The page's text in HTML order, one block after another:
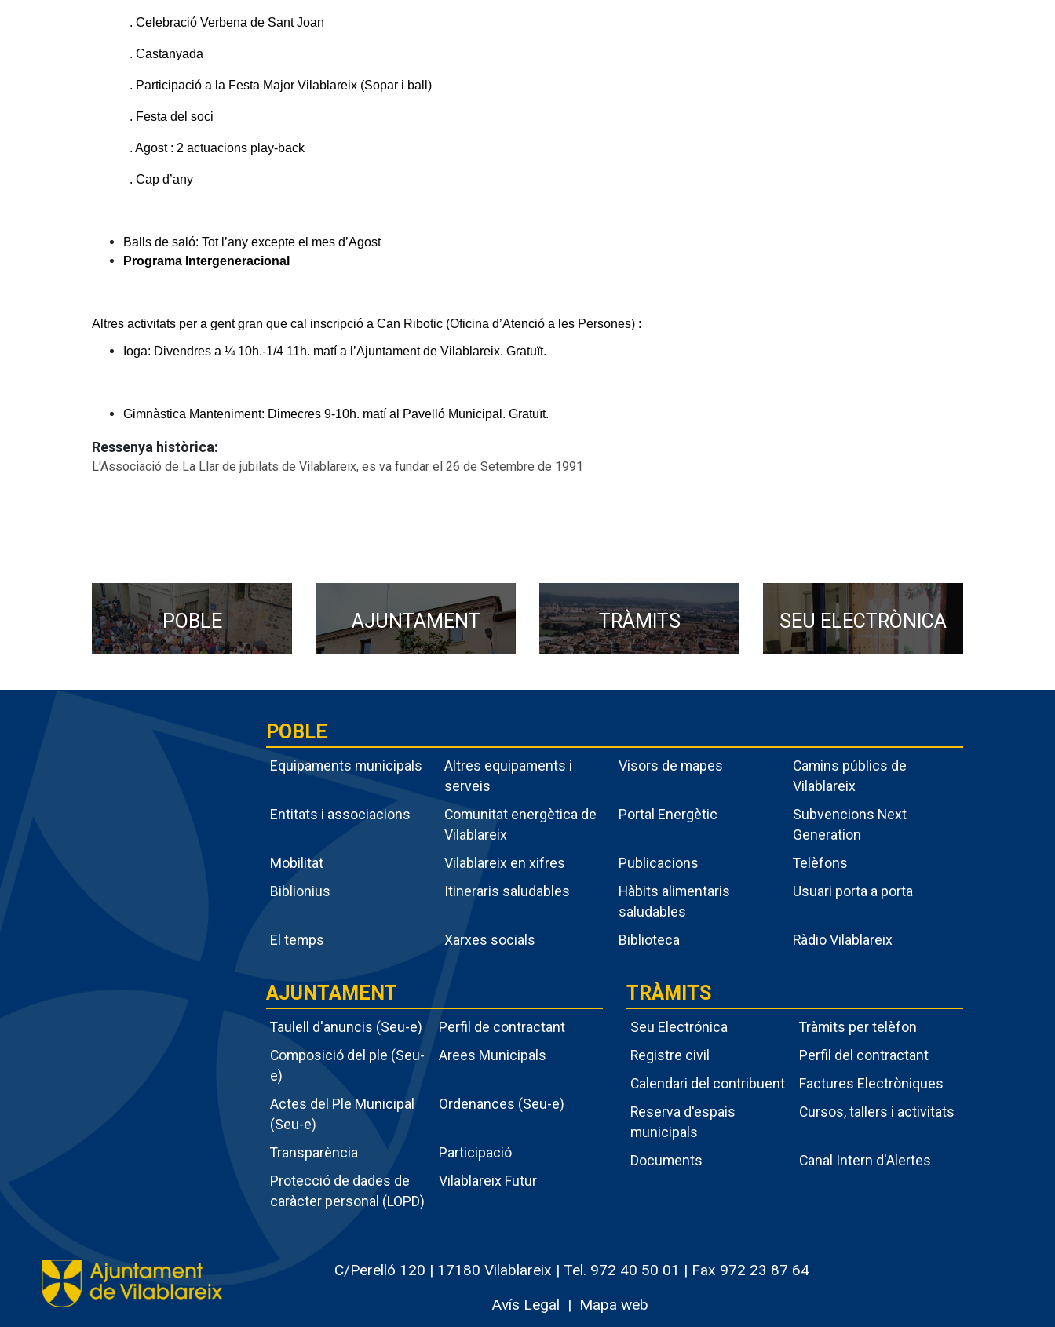
. Celebració Verbena de Sant Joan
. Castanyada
. Participació a la Festa Major Vilablareix (Sopar i ball)
. Festa del soci
. Agost : 2 actuacions play-back
. Cap d’any
Balls de saló: Tot l’any excepte el mes d’Agost
Programa Intergeneracional
Altres activitats per a gent gran que cal inscripció a Can Ribotic (Oficina d’Atenció a les Persones) :
Ioga: Divendres a ¼ 10h.-1/4 11h. matí a l’Ajuntament de Vilablareix. Gratuït.
Gimnàstica Manteniment: Dimecres 9-10h. matí al Pavelló Municipal. Gratuït.
Ressenya històrica:
L'Associació de La Llar de jubilats de Vilablareix, es va fundar el 26 de Setembre de 1991
POBLE AJUNTAMENT TRÀMITS SEU ELECTRÒNICA
Menú
intern
POBLE
Equipaments municipals
Altres equipaments i
serveis
Visors de mapes
Camins públics de
Vilablareix
Entitats i associacions
Comunitat energètica de
Vilablareix
Portal Energètic
Subvencions Next
Generation
Mobilitat
Vilablareix en xifres Publicacions
Telèfons
Biblionius
Itineraris saludables
Hàbits alimentaris
saludables
Usuari porta a porta
El temps Xarxes socials Biblioteca Ràdio Vilablareix
Menú
intern
tràmits
TRÀMITS
Seu Electrónica
Tràmits per telèfon
Registre civil
Perfil del contractant
Calendari del contribuent
Factures Electròniques
Reserva d'espais
municipals
Cursos, tallers i activitats
Documents Canal Intern d'Alertes
Menu
intern
ajuntament
AJUNTAMENT
Taulell d'anuncis (Seu-e)
Perfil de contractant
Composició del ple (Seu-
e)
Arees Municipals
Actes del Ple Municipal
(Seu-e)
Ordenances (Seu-e)
Transparència
Participació
Protecció de dades de
caràcter personal (LOPD)
Vilablareix Futur
C/Perelló 120 | 17180 Vilablareix | Tel. 972 40 50 01 | Fax 972 23 87 64
Avís Legal
Mapa web